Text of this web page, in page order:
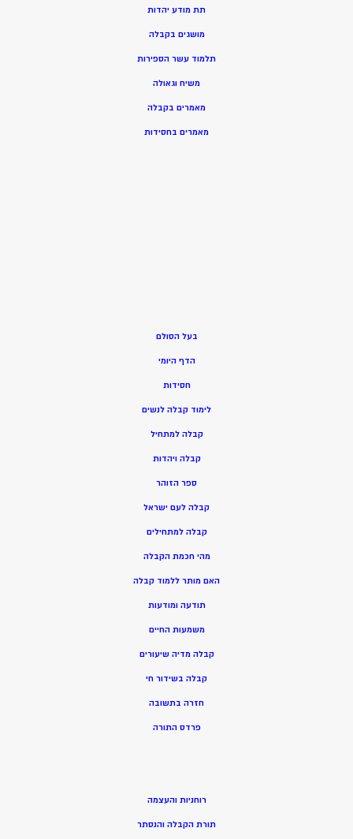
תת מודע יהדות
מושגים בקבלה
תלמוד עשר הספירות
משיח וגאולה
מאמרים בקבלה
מאמרים בחסידות
בעל הסולם
הדף היומי
חסידות
לימוד קבלה לנשים
קבלה למתחיל
קבלה ויהדות
ספר הזוהר
קבלה לעם ישראל
קבלה למתחילים
מהי חכמת הקבלה
האם מותר ללמוד קבלה
תודעה ומודעות
משמעות החיים
קבלה מדיה שיעורים
קבלה בשידור חי
חזרה בתשובה
פרדס התורה
רוחניות והעצמה
תורת הקבלה והנסתר